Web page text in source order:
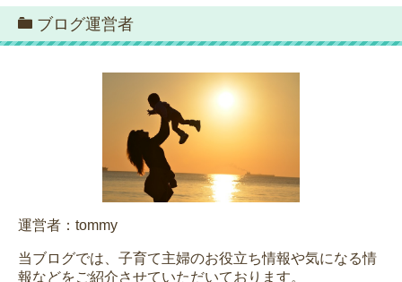
ブログ運営者
運営者：tommy
当ブログでは、子育て主婦のお役立ち情報や気になる情
報などをご紹介させていただいております。